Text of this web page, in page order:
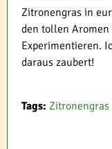
Zitronengras in
den tollen
Experimentieren.
daraus zaubert!
Tags: Zitronengras